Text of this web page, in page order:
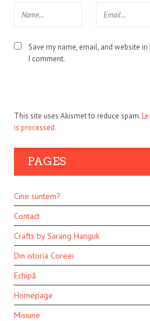
Save my name, email, and website
I comment.
This site uses Akismet to reduce spam.
is processed.
PAGES
Cine suntem?
Contact
Crafts by Sarang Hanguk
Din istoria Coreei
Echipă
Homepage
Misiune